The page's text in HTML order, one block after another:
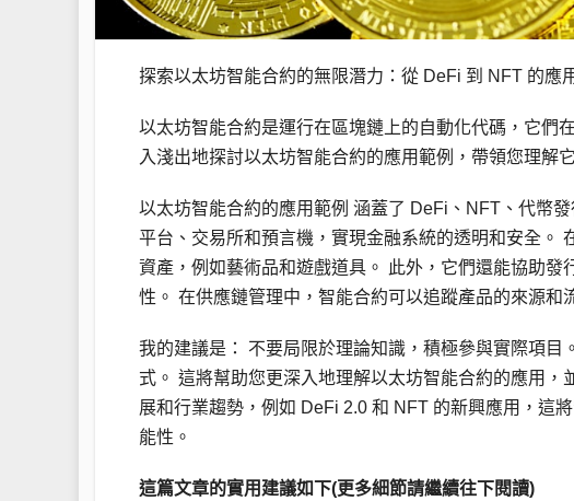
探索以太坊智能合約的無限潛力：從 DeFi 到 NFT 的應
以太坊智能合約是運行在區塊鏈上的自動化代碼，它們
入淺出地探討以太坊智能合約的應用範例，帶領您理解
以太坊智能合約的應用範例 涵蓋了 DeFi、NFT、代幣
平台、交易所和預言機，實現金融系統的透明和安全。
資產，例如藝術品和遊戲道具。 此外，它們還能協助
性。 在供應鏈管理中，智能合約可以追蹤產品的來源和
我的建議是： 不要局限於理論知識，積極參與實際項
式。 這將幫助您更深入地理解以太坊智能合約的應用
展和行業趨勢，例如 DeFi 2.0 和 NFT 的新興應用，這
能性。
這篇文章的實用建議如下(更多細節請繼續往下閱讀)